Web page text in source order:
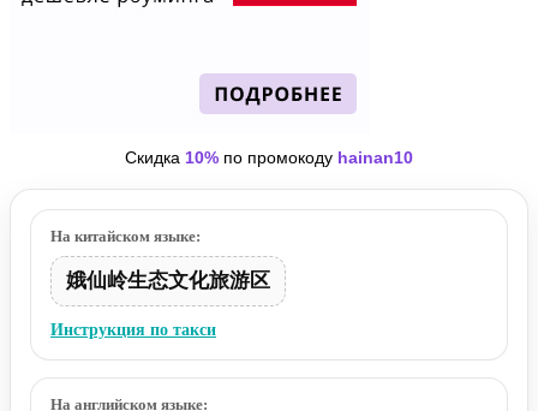
Скидка 10% по промокоду hainan10
На китайском языке:
娥仙岭生态文化旅游区
Инструкция по такси
На английском языке: